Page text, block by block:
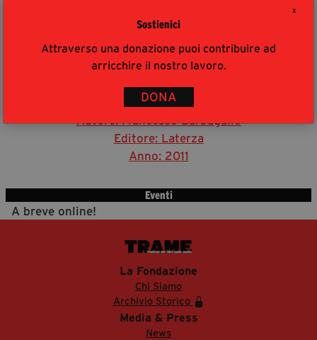
X
Sostienici
Attraverso una donazione puoi contribuire ad
arricchire il nostro lavoro.
DONA
Storia della Camorra
Autore: Francesco Barbagallo
Editore: Laterza
Anno: 2011
Eventi
A breve online!
La Fondazione
Chi Siamo
Archivio Storico
Media & Press
News